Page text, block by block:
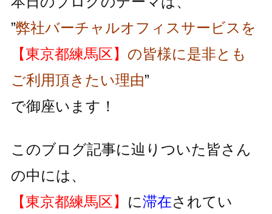
”弊社バーチャルオフィスサービスを
【東京都練馬区】 の皆様に是非とも
ご利用頂きたい理由”
で御座います！
このブログ記事に辿りついた皆さん
の中には、
【東京都練馬区】 に滞在されてい